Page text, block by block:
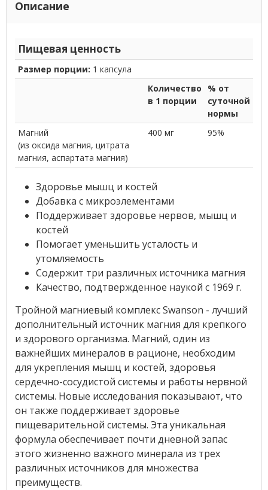
Описание
Пищевая ценность
Размер порции: 1 капсула
Количество
в 1 порции
% от
суточной
нормы
Магний
(из оксида магния, цитрата
магния, аспартата магния)
400 мг 95%
Здоровье мышц и костей
Добавка с микроэлементами
Поддерживает здоровье нервов, мышц и
костей
Помогает уменьшить усталость и
утомляемость
Содержит три различных источника магния
Качество, подтвержденное наукой с 1969 г.
Тройной магниевый комплекс Swanson - лучший
дополнительный источник магния для крепкого
и здорового организма. Магний, один из
важнейших минералов в рационе, необходим
для укрепления мышц и костей, здоровья
сердечно-сосудистой системы и работы нервной
системы. Новые исследования показывают, что
он также поддерживает здоровье
пищеварительной системы. Эта уникальная
формула обеспечивает почти дневной запас
этого жизненно важного минерала из трех
различных источников для множества
преимуществ.